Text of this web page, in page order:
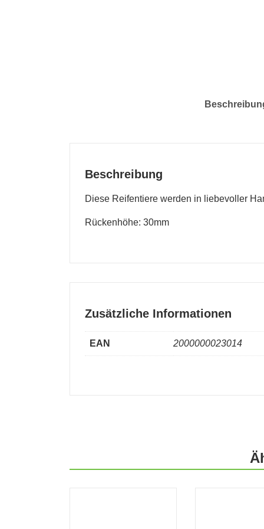
Beschreibung
Diese Reifentiere werden in liebevoller
Rückenhöhe: 30mm
Zusätzliche Informationen
EAN 2000000023014